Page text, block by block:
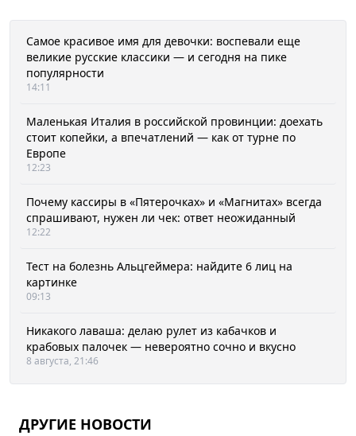
Самое красивое имя для девочки: воспевали еще
великие русские классики — и сегодня на пике
популярности
14:11
Маленькая Италия в российской провинции: доехать
стоит копейки, а впечатлений — как от турне по
Европе
12:23
Почему кассиры в «Пятерочках» и «Магнитах» всегда
спрашивают, нужен ли чек: ответ неожиданный
12:22
Тест на болезнь Альцгеймера: найдите 6 лиц на
картинке
09:13
Никакого лаваша: делаю рулет из кабачков и
крабовых палочек — невероятно сочно и вкусно
8 августа, 21:46
ДРУГИЕ НОВОСТИ